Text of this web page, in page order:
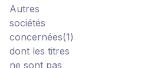
Autres
sociétés
concernées(1)
dont les titres
ne sont pas